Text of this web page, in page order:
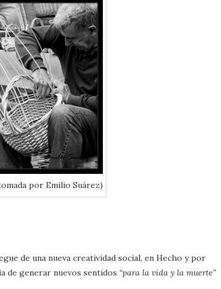
por Emilio Suárez)
de una nueva creatividad social, en Hecho y por
de generar nuevos sentidos “para la vida y la muerte”